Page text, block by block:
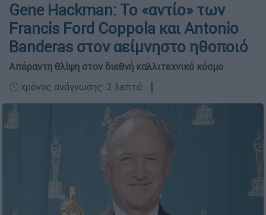
Gene Hackman: Το «αντίο» των
Francis Ford Coppola και Antonio
Banderas στον αείμνηστο ηθοποιό
Απέραντη θλίψη στον διεθνή καλλιτεχνικό κόσμο
🕛 χρόνος ανάγνωσης: 2 λεπτά ┋